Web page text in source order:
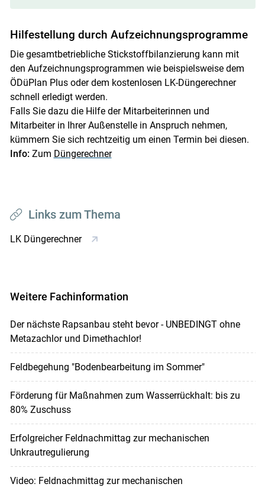
Hilfestellung durch Aufzeichnungsprogramme
Die gesamtbetriebliche Stickstoffbilanzierung kann mit
den Aufzeichnungsprogrammen wie beispielsweise dem
ÖDüPlan Plus oder dem kostenlosen LK-Düngerechner
schnell erledigt werden.
Falls Sie dazu die Hilfe der Mitarbeiterinnen und
Mitarbeiter in Ihrer Außenstelle in Anspruch nehmen,
kümmern Sie sich rechtzeitig um einen Termin bei diesen.
Info:Zum Düngerechner
Links zum Thema
LK Düngerechner
Weitere Fachinformation
Der nächste Rapsanbau steht bevor - UNBEDINGT ohne
Metazachlor und Dimethachlor!
Feldbegehung "Bodenbearbeitung im Sommer"
Förderung für Maßnahmen zum Wasserrückhalt: bis zu
80% Zuschuss
Erfolgreicher Feldnachmittag zur mechanischen
Unkrautregulierung
Video: Feldnachmittag zur mechanischen